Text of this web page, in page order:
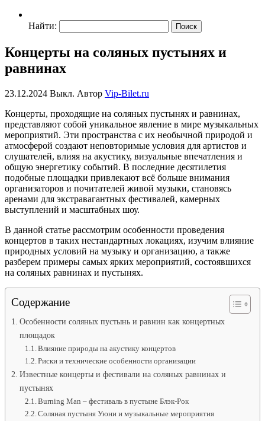
Найти:
Концерты на соляных пустынях и
равнинах
23.12.2024 Выкл. Автор Vip-Bilet.ru
Концерты, проходящие на соляных пустынях и равнинах,
представляют собой уникальное явление в мире музыкальных
мероприятий. Эти пространства с их необычной природой и
атмосферой создают неповторимые условия для артистов и
слушателей, влияя на акустику, визуальные впечатления и
общую энергетику событий. В последние десятилетия
подобные площадки привлекают всё больше внимания
организаторов и почитателей живой музыки, становясь
аренами для экстравагантных фестивалей, камерных
выступлений и масштабных шоу.
В данной статье рассмотрим особенности проведения
концертов в таких нестандартных локациях, изучим влияние
природных условий на музыку и организацию, а также
разберем примеры самых ярких мероприятий, состоявшихся
на соляных равнинах и пустынях.
Содержание
Особенности соляных пустынь и равнин как концертных
площадок
Влияние природы на акустику концертов
Риски и технические особенности организации
Известные концерты и фестивали на соляных равнинах и
пустынях
Burning Man – фестиваль в пустыне Блэк-Рок
Соляная пустыня Уюни и музыкальные мероприятия